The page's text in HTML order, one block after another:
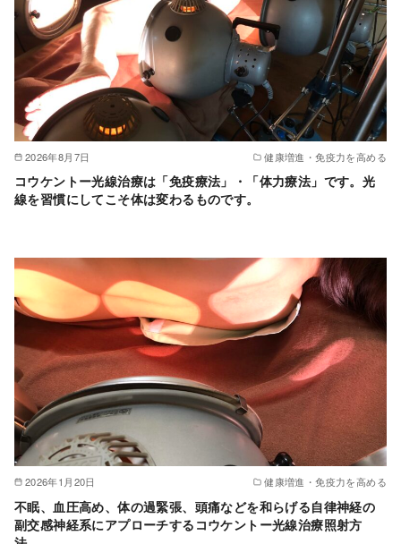
2026年8月7日 健康増進・免疫力を高める
コウケントー光線治療は「免疫療法」・「体力療法」です。光
線を習慣にしてこそ体は変わるものです。
2026年1月20日 健康増進・免疫力を高める
不眠、血圧高め、体の過緊張、頭痛などを和らげる自律神経の
副交感神経系にアプローチするコウケントー光線治療照射方